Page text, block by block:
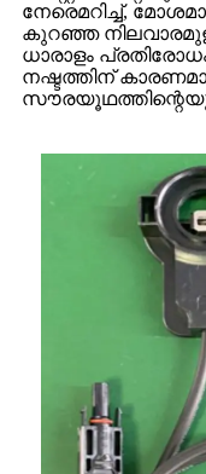
നേരെമറിച്ച്,
കുറഞ്ഞ
ധാരാളം
നഷ്ടത്തിന്